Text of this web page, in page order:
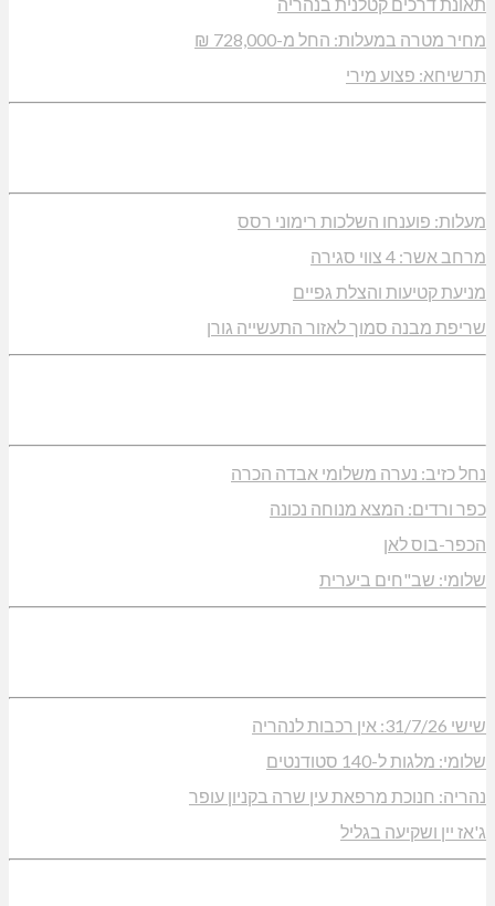
מחיר מטרה במעלות: החל מ-728,000 ₪
תרשיחא: פצוע מירי
מעלות: פוענחו השלכות רימוני רסס
מרחב אשר: 4 צווי סגירה
מניעת קטיעות והצלת גפיים
שריפת מבנה סמוך לאזור התעשייה גורן
נחל כזיב: נערה משלומי אבדה הכרה
כפר ורדים: המצא מנוחה נכונה
הכפר-בוס לאן
שלומי: שב"חים ביערית
שישי 31/7/26: אין רכבות לנהריה
שלומי: מלגות ל-140 סטודנטים
נהריה: חנוכת מרפאת עין שרה בקניון עופר
ג'אז יין ושקיעה בגליל